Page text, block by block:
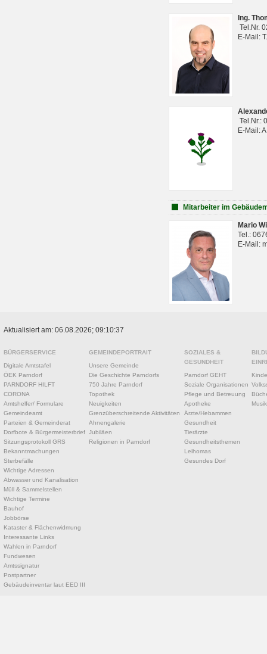
Ing.
Tel.Nr.
E-Mail:
Tel.Nr.:
E-Mail:
Mitarbeiter im
Mario
Tel.:
E-Mail:
Aktualisiert am: 06.08.2026; 09:10:37
BÜRGERSERVICE
Digitale Amtstafel
ÖEK Parndorf
PARNDORF HILFT
CORONA
Amtshelfer/ Formulare
Gemeindeamt
Parteien & Gemeinderat
Dorfbote & Bürgermeisterbrief
Sitzungsprotokoll GRS
Bekanntmachungen
Sterbefälle
Wichtige Adressen
Abwasser und Kanalisation
Müll & Sammelstellen
Wichtige Termine
Bauhof
Jobbörse
Kataster & Flächenwidmung
Interessante Links
Wahlen in Parndorf
Fundwesen
Amtssignatur
Postpartner
Gebäudeinventar laut EED III
GEMEINDEPORTRAIT
Unsere Gemeinde
Die Geschichte Parndorfs
750 Jahre Parndorf
Topothek
Neuigkeiten
Grenzüberschreitende Aktivitäten
Ahnengalerie
Jubiläen
Religionen in Parndorf
SOZIALES &
GESUNDHEIT
Parndorf GEHT
Soziale Organisationen
Pflege und Betreuung
Apotheke
Ärzte/Hebammen
Gesundheit
Tierärzte
Gesundheitsthemen
Leihomas
Gesundes Dorf